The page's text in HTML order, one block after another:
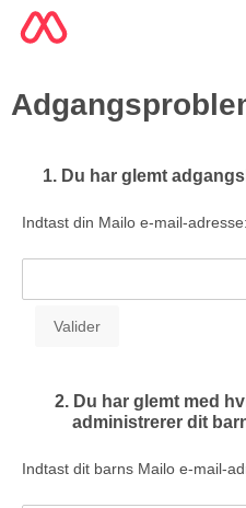
1. Du har glemt
Indtast din Mailo e-mail-adresse:
2. Du har glemt med
administrerer dit
Indtast dit barns Mailo e-mail-